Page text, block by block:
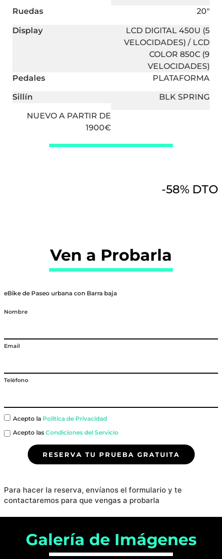
Ruedas 20″
Display
LCD DIGITAL 450U (5
VELOCIDADES) / LCD
COLOR 850C (9
VELOCIDADES)
Pedales
PLATAFORMA
Sillín BLK SPRING
NUEVO A PARTIR DE
1900€
-58% DTO
Ven a Probarla
eBike de Paseo urbana con Barra baja
Nombre
Email
Teléfono
Acepto la Política de Privacidad
Acepto las Condiciones del Servicio
RESERVA TU PRUEBA GRATUITA
Para hacer la reserva, envíanos el formulario y te
contactaremos para que vengas a probarla
Galería de Imágenes